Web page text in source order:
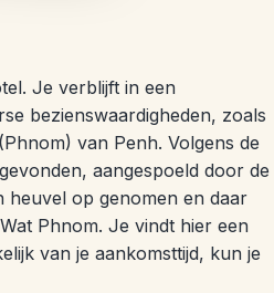
Je verblijft in een
bezienswaardigheden, zoals
van Penh. Volgens de
aangespoeld door de
heuvel op genomen en daar
Phnom. Je vindt hier een
van je aankomsttijd, kun je